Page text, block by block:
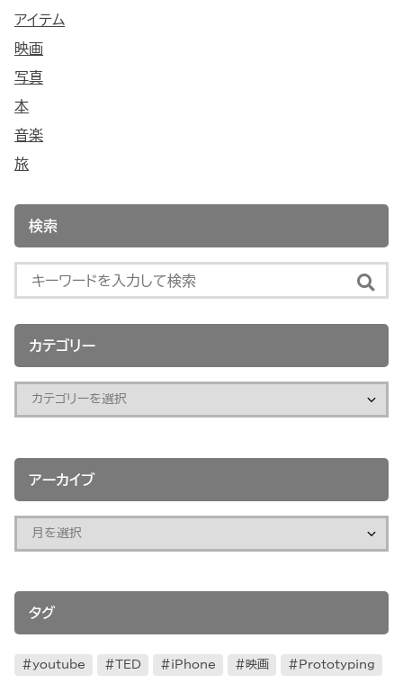
アイテム
映画
写真
本
音楽
旅
検索
カテゴリー
アーカイブ
タグ
youtube TED iPhone 映画 Prototyping